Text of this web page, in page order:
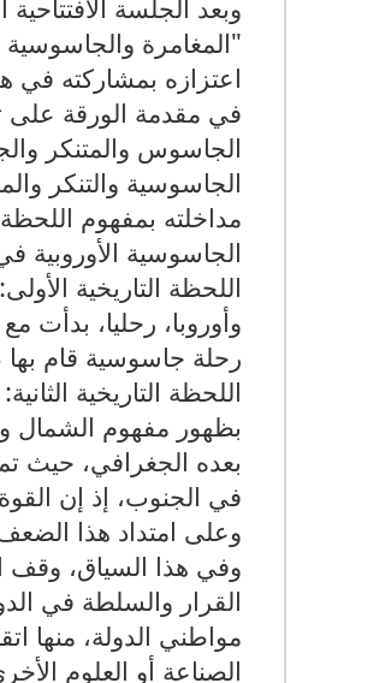
وبعد الجلسة
"المغامرة والجاسوسية
اعتزازه بمشاركته في
في مقدمة الورقة على
الجاسوس والمتنكر
الجاسوسية والتنكر
مداخلته بمفهوم اللحظة
الجاسوسية
اللحظة التاريخية
وأوروبا، رحليا، بدأت
رحلة جاسوسية قام بها
اللحظة التاريخية
بظهور مفهوم الشمال
بعده الجغرافي، حيث
في الجنوب، إذ إن
وعلى امتداد هذا
وفي هذا السياق، وقف
القرار والسلطة في
مواطني الدولة، منها
الصناعة أو العلوم